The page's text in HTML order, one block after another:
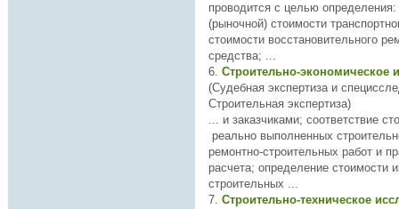
проводится с целью определения: остаточной
(рыночной) стоимости
стоимости восстановительного
средства; ...
6. Строительно-экономическое
(Судебная экспертиза и
Строительная экспертиза)
... и заказчиками; соответствие стоимости объемам
реально выполненных
ремонтно-строительных работ и
расчета; определение стоимости
строительных ...
7. Строительно-техническое